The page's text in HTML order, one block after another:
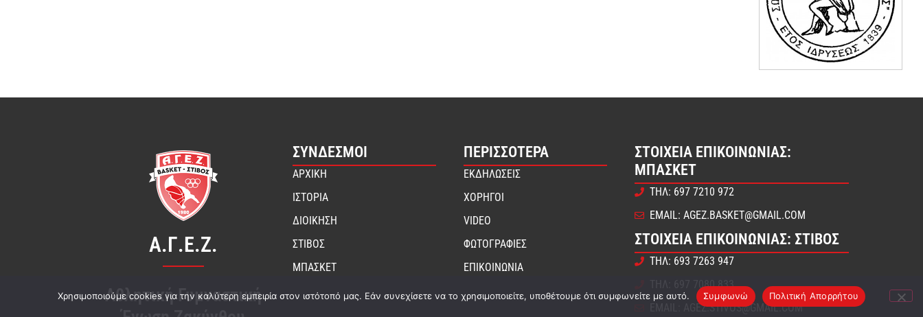
Α.Γ.Ε.Ζ.
Αθλητική Γυμναστική
ΣΎΝΔΕΣΜΟΙ
ΑΡΧΙΚΗ
ΙΣΤΟΡΙΑ
ΔΙΟΙΚΗΣΗ
ΣΤΙΒΟΣ
ΜΠΑΣΚΕΤ
ΠΕΡΙΣΣΟΤΕΡΑ
ΕΚΔΗΛΩΣΕΙΣ
ΧΟΡΗΓΟΙ
VIDEO
ΦΩΤΟΓΡΑΦΙΕΣ
ΕΠΙΚΟΙΝΩΝΙΑ
ΣΤΟΙΧΕΊΑ ΕΠΙΚΟΙΝΩΝΊΑΣ:
ΜΠΆΣΚΕΤ
ΤΗΛ: 697 7210 972
EMAIL: AGEZ.BASKET@GMAIL.COM
ΣΤΟΙΧΕΊΑ ΕΠΙΚΟΙΝΩΝΊΑΣ: ΣΤΊΒΟΣ
ΤΗΛ: 693 7263 947
ΤΗΛ: 697 7080 833
EMAIL: AGEZ.STIVOS@GMAIL.COM
Χρησιμοποιούμε cookies για την καλύτερη εμπειρία στον ιστότοπό μας. Εάν συνεχίσετε να το χρησιμοποιείτε, υποθέτουμε ότι συμφωνείτε με αυτό. Συμφωνώ Πολιτική Απορρήτου